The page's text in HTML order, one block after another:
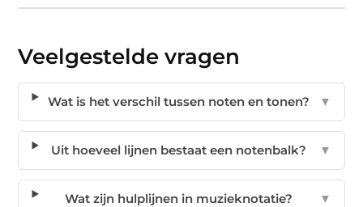
Veelgestelde vragen
Wat is het verschil tussen noten en tonen? ▼
Uit hoeveel lijnen bestaat een notenbalk? ▼
Wat zijn hulplijnen in muzieknotatie? ▼